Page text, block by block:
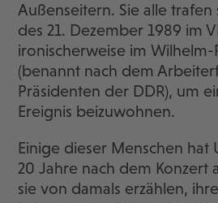
Außenseitern. Sie alle trafen
des 21. Dezember 1989 im
ironischerweise im Wilhelm-
(benannt nach dem
Präsidenten der DDR), um
Ereignis beizuwohnen.
Einige dieser Menschen hat
20 Jahre nach dem Konzert
sie von damals erzählen,